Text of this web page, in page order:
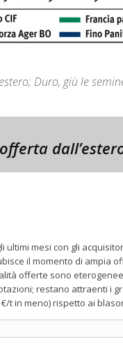
Duro, giù le
ultimi mesi con gli
il momento di ampia
offerte sono
restano attraenti i
t in meno) rispetto ai